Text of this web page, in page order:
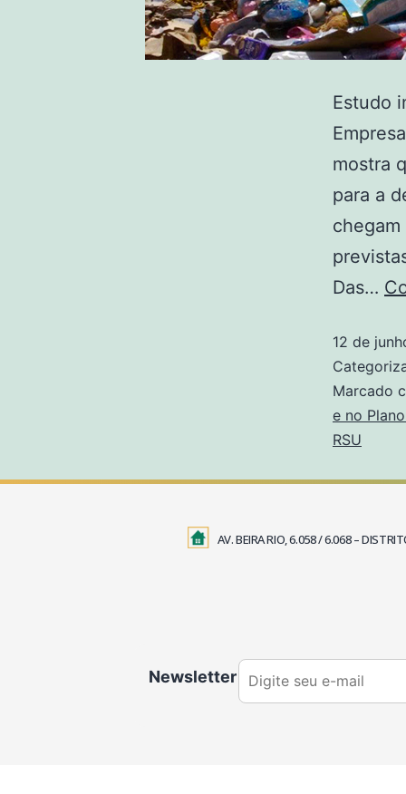
Estudo
mostra
para a
Das…
12 de
Marcado
e no
RSU
AV. BEIRA RIO, 6.058 / 6.068 –
Newsletter